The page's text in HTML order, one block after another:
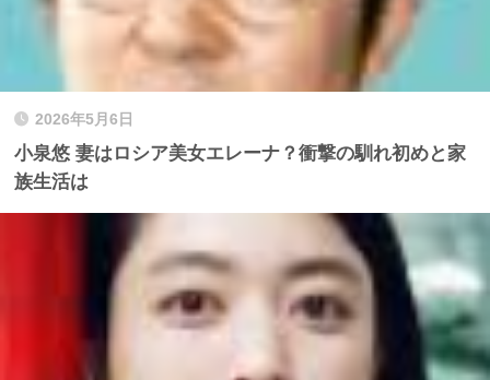
2026年5月6日
小泉悠 妻はロシア美女エレーナ？衝撃の馴れ初めと家
族生活は